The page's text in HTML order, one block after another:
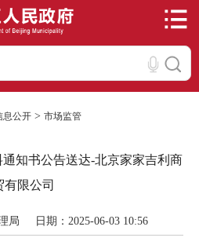
息公开 > 市场监管
知书公告送达-北京家家吉利商
有限公司
局 日期：2025-06-03 10:56